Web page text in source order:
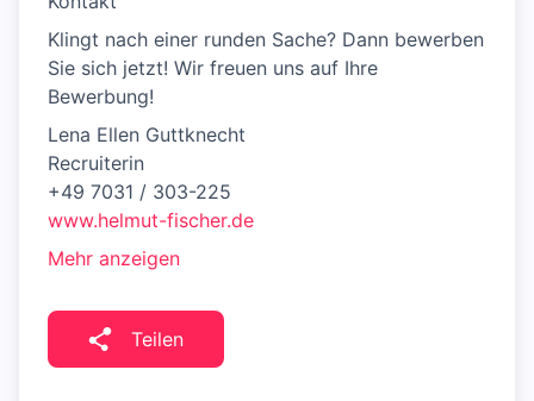
Klingt nach einer runden Sache? Dann bewerben
Sie sich jetzt! Wir freuen uns auf Ihre
Bewerbung!
Lena Ellen Guttknecht
Recruiterin
+49 7031 / 303-225​​​​​​​
www.helmut-fischer.de
Mehr anzeigen
Teilen